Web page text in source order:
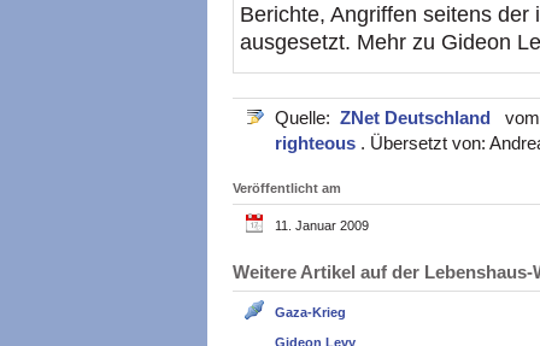
Berichte, Angriffen seitens
ausgesetzt. Mehr zu Gideon
Quelle: ZNet Deutschland
righteous . Übersetzt von:
Veröffentlicht am
11. Januar 2009
Weitere Artikel auf der
Gaza-Krieg
Gideon Levy